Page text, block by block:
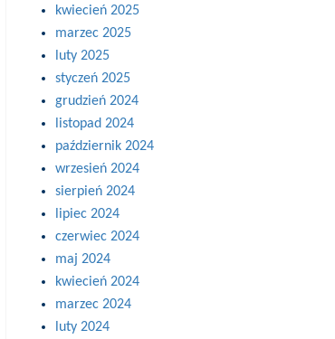
kwiecień 2025
marzec 2025
luty 2025
styczeń 2025
grudzień 2024
listopad 2024
październik 2024
wrzesień 2024
sierpień 2024
lipiec 2024
czerwiec 2024
maj 2024
kwiecień 2024
marzec 2024
luty 2024